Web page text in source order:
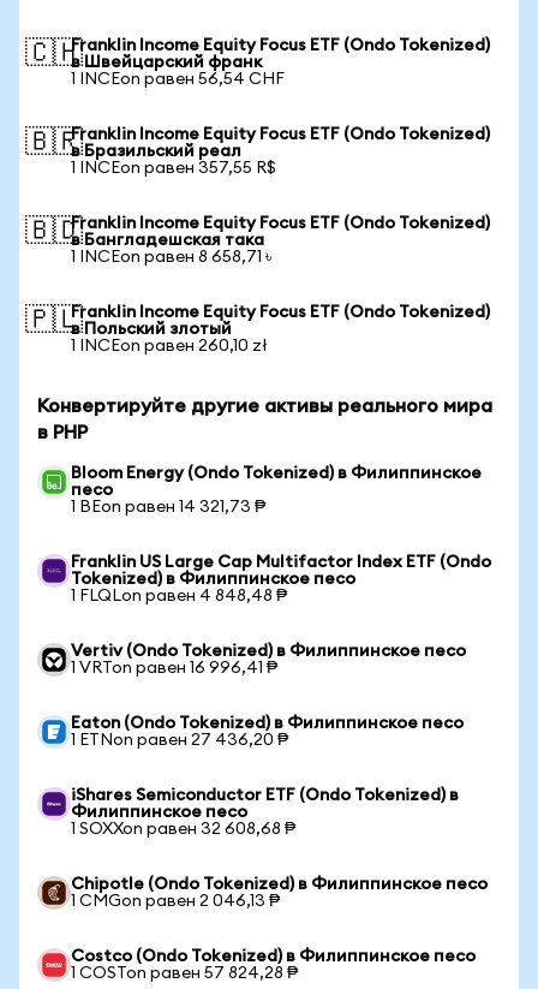
🇨🇭Franklin Income Equity Focus ETF (Ondo Tokenized)
в Швейцарский франк
1 INCEon равен 56,54 CHF
🇧🇷Franklin Income Equity Focus ETF (Ondo Tokenized)
в Бразильский реал
1 INCEon равен 357,55 R$
🇧🇩Franklin Income Equity Focus ETF (Ondo Tokenized)
в Бангладешская така
1 INCEon равен 8 658,71 ৳
🇵🇱Franklin Income Equity Focus ETF (Ondo Tokenized)
в Польский злотый
1 INCEon равен 260,10 zł
Конвертируйте другие активы реального мира
в PHP
Bloom Energy (Ondo Tokenized) в Филиппинское
песо
1 BEon равен 14 321,73 ₱
Franklin US Large Cap Multifactor Index ETF (Ondo
Tokenized) в Филиппинское песо
1 FLQLon равен 4 848,48 ₱
Vertiv (Ondo Tokenized) в Филиппинское песо
1 VRTon равен 16 996,41 ₱
Eaton (Ondo Tokenized) в Филиппинское песо
1 ETNon равен 27 436,20 ₱
iShares Semiconductor ETF (Ondo Tokenized) в
Филиппинское песо
1 SOXXon равен 32 608,68 ₱
Chipotle (Ondo Tokenized) в Филиппинское песо
1 CMGon равен 2 046,13 ₱
Costco (Ondo Tokenized) в Филиппинское песо
1 COSTon равен 57 824,28 ₱